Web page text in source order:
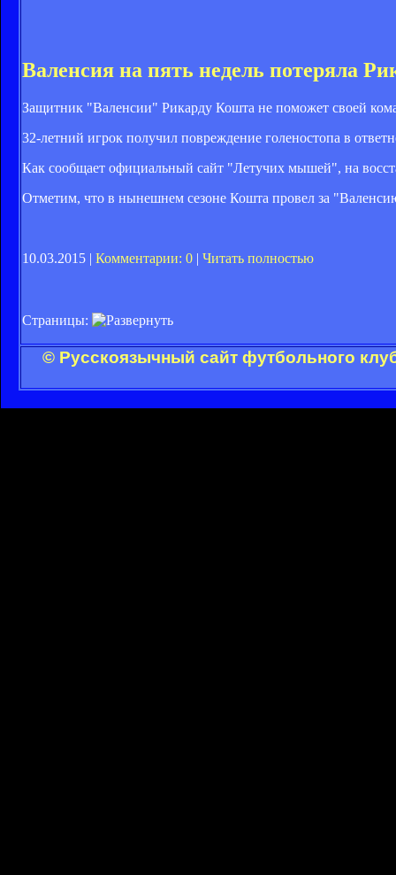
Валенсия на пять недель потеряла
Защитник "Валенсии" Рикарду Кошта не поможет своей
32-летний игрок получил повреждение голеностопа в
Как сообщает официальный сайт "Летучих мышей", на
Отметим, что в нынешнем сезоне Кошта провел за
10.03.2015 | Комментарии: 0 | Читать полностью
Страницы:
© Русскоязычный сайт футбольного